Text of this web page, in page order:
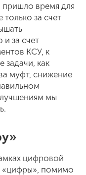
пришло время для
за счет
и за счет
КСУ, к
задачи, как
муфт, снижение
мы
цифровой
помимо